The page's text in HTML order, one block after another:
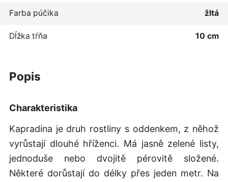
popis
Charakteristika
Kapradina je druh rostliny s oddenkem, z něhož
vyrůstají dlouhé hříženci. Má jasně zelené listy,
jednoduše nebo dvojitě pérovitě složené.
Některé dorůstají do délky přes jeden metr. Na
Farba púčika žltá
Dĺžka tŕňa 10 cm